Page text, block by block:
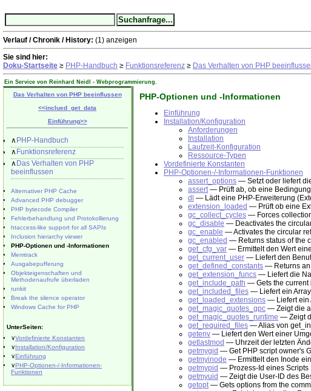
Verlauf / Chronik / History: (1) anzeigen
Sie sind hier:
Doku-Startseite ≥ PHP-Handbuch ≥ Funktionsreferenz ≥ Das Verhalten von PHP
Ein Service von Reinhard Neidl - Webprogrammierung.
Das Verhalten von PHP beeinflussen
<<inclued_get_data
Einführung>>
∧ PHP-Handbuch
∧ Funktionsreferenz
∧ Das Verhalten von PHP
beeinflussen
Alternativer PHP Cache
Advanced PHP debugger
PHP bytecode Compiler
Fehlerbehandlung und Protokollierung
htaccess-like support for all SAPIs
Inclusion hierarchy viewer
PHP-Optionen und -Informationen
Memtrack
Ausgabepufferung
Objekteigenschaften und
Methodenaufrufe überladen
runkit
Break the silence operator
Windows Cache for PHP
UnterSeiten:
∨Vordefinierte Konstanten
∨Installation/Konfiguration
∨Einführung
∨PHP-Optionen-/-Informationen-
Funktionen
PHP-Optionen und -Informationen
Einführung
Installation/Konfiguration
Anforderungen
Installation
Laufzeit-Konfiguration
Ressource-Typen
Vordefinierte Konstanten
PHP-Optionen-/-Informationen-Funktionen
assert_options — Setzt oder liefert
assert— Prüft ab, ob eine Bedingung
dl — Lädt eine PHP-Erweiterung
extension_loaded — Prüft ob eine
gc_collect_cycles — Forces
gc_disable — Deactivates the
gc_enable — Activates the circular
gc_enabled — Returns status of the
get_cfg_var — Ermittelt den Wert
get_current_user — Liefert den
get_defined_constants — Returns an
get_extension_funcs — Liefert die
get_include_path — Gets the current
get_included_files — Liefert ein
get_loaded_extensions — Liefert ein
get_magic_quotes_gpc — Zeigt die
get_magic_quotes_runtime — Zeigt
get_required_files — Alias von
getenv — Liefert den Wert einer
getlastmod — Uhrzeit der letzten
getmygid — Get PHP script owner's
getmyinode — Ermittelt den Inode
getmypid — Prozess-Id eines Scripts
getmyuid — Zeigt die User-ID des
getopt— Gets options from the